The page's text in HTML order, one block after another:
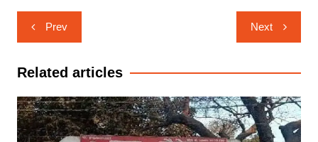
Post
navigation
Prev Next
Related articles